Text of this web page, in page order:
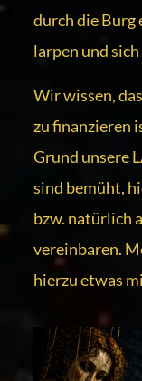
durch die Burg
larpen und
Wir wissen,
zu finanzieren
Grund unsere
sind bemüht,
bzw. natürlich
vereinbaren.
hierzu etwas